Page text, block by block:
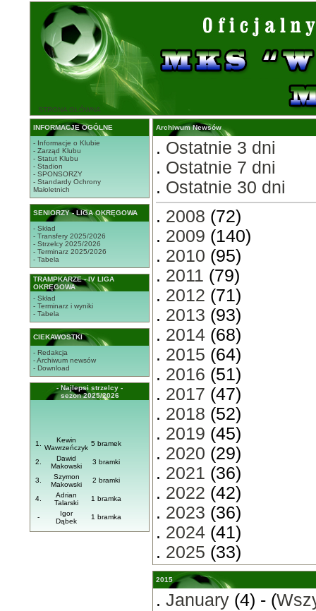
STRONA GŁÓWNA
INFORMACJE OGÓLNE
- Informacje o Klubie
- Zarząd Klubu
- Statut Klubu
- Stadion
- SPONSORZY
- Standardy Ochrony
Małoletnich
SENIORZY - LIGA OKRĘGOWA
- Skład
- Transfery 2025/2026
- Strzelcy 2025/2026
- Terminarz 2025/2026
- Tabela
TRAMPKARZE - IV LIGA
OKRĘGOWA
- Skład
- Terminarz i wyniki
- Tabela
CIEKAWOSTKI
- Redakcja
- Archiwum newsów
- Download
- Najlepsi strzelcy -
sezon 2025/2026
1.
Kewin
Wawrzeńczyk
5 bramek
2.
Dawid
Makowski
3 bramki
3.
Szymon
Makowski
2 bramki
4.
Adrian
Talarski
1 bramka
-
Igor
Dąbek
1 bramka
Archiwum Newsów
. Ostatnie 3 dni
. Ostatnie 7 dni
. Ostatnie 30 dni
. 2008 (72)
. 2009 (140)
. 2010 (95)
. 2011 (79)
. 2012 (71)
. 2013 (93)
. 2014 (68)
. 2015 (64)
. 2016 (51)
. 2017 (47)
. 2018 (52)
. 2019 (45)
. 2020 (29)
. 2021 (36)
. 2022 (42)
. 2023 (36)
. 2024 (41)
. 2025 (33)
2015
. January (4) - (